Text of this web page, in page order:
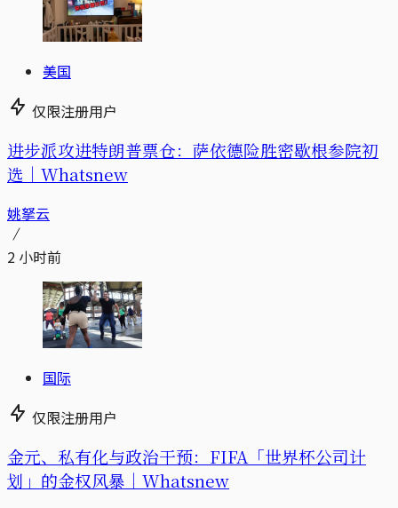
美国
仅限注册用户
进步派攻进特朗普票仓：萨依德险胜密歇根参院初
选｜Whatsnew
姚拏云
2 小时前
国际
仅限注册用户
金元、私有化与政治干预：FIFA「世界杯公司计
划」的金权风暴｜Whatsnew